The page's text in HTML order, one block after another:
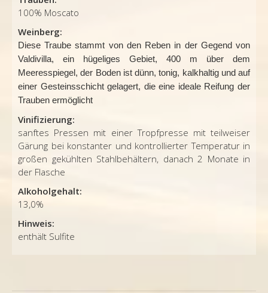
100% Moscato
Weinberg:
Diese Traube stammt von den Reben in der Gegend von
Valdivilla, ein hügeliges Gebiet, 400 m über dem
Meeresspiegel, der Boden ist dünn, tonig, kalkhaltig und auf
einer Gesteinsschicht gelagert, die eine ideale Reifung der
Trauben ermöglicht
Vinifizierung:
sanftes Pressen mit einer Tropfpresse mit teilweiser
Gärung bei konstanter und kontrollierter Temperatur in
großen gekühlten Stahlbehältern, danach 2 Monate in
der Flasche
Alkoholgehalt:
13,0%
Hinweis:
enthält Sulfite